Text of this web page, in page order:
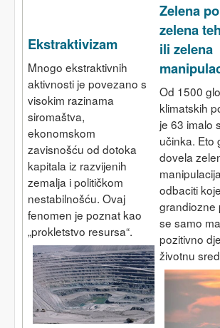
Ekstraktivizam
Mnogo ekstraktivnih
aktivnosti je povezano s
visokim razinama
siromaštva,
ekonomskom
zavisnošću od dotoka
kapitala iz razvijenih
zemalja i političkom
nestabilnošću. Ovaj
fenomen je poznat kao
„prokletstvo resursa“.
Zelena
zelena
ili zelena
Od 1500
klimatskih
je 63 imalo
učinka. Eto
dovela
odbaciti
grandiozne
se samo
pozitivno
životnu